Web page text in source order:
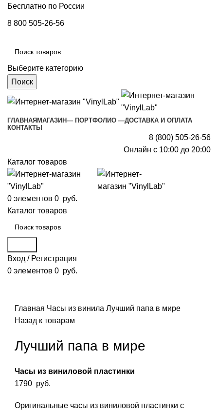
Бесплатно по России
8 800 505-26-56
Выберите категорию
Поиск
ГЛАВНАЯ МАГАЗИН— ПОРТФОЛИО —ДОСТАВКА И ОПЛАТА
КОНТАКТЫ
8 (800) 505-26-56
Онлайн с 10:00 до 20:00
Каталог товаров
0 элементов 0 руб.
Каталог товаров
Вход / Регистрация
0 элементов 0 руб.
Главная Часы из винила Лучший папа в мире
Назад к товарам
Лучший папа в мире
Часы из виниловой пластинки
1790 руб.
Оригинальные часы из виниловой пластинки с